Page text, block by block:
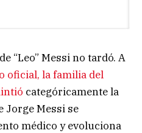
“Leo” Messi no tardó. A
oficial, la familia del
categóricamente la
Jorge Messi se
médico y evoluciona